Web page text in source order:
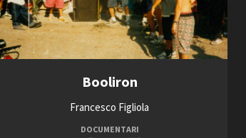
Booliron
Francesco Figliola
DOCUMENTARI